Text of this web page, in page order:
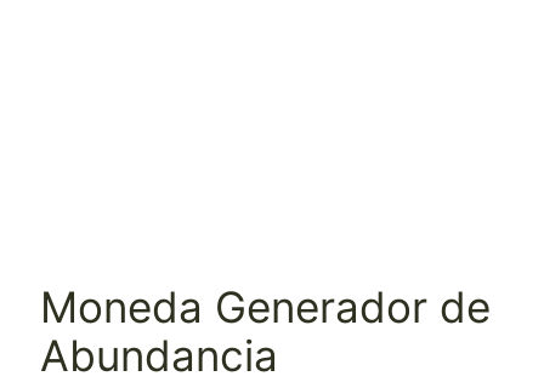
Moneda Generador de
Abundancia